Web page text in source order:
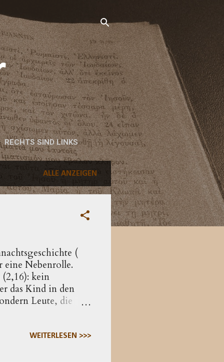
RECHTS SIND LINKS
ALLE ANZEIGEN
(
eine Nebenrolle.
kein
das Kind in den
Leute, die
die Rede,
WEITERLESEN >>>